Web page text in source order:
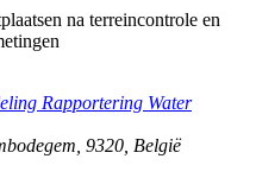
na terreincontrole en
Rapportering Water
9320 België